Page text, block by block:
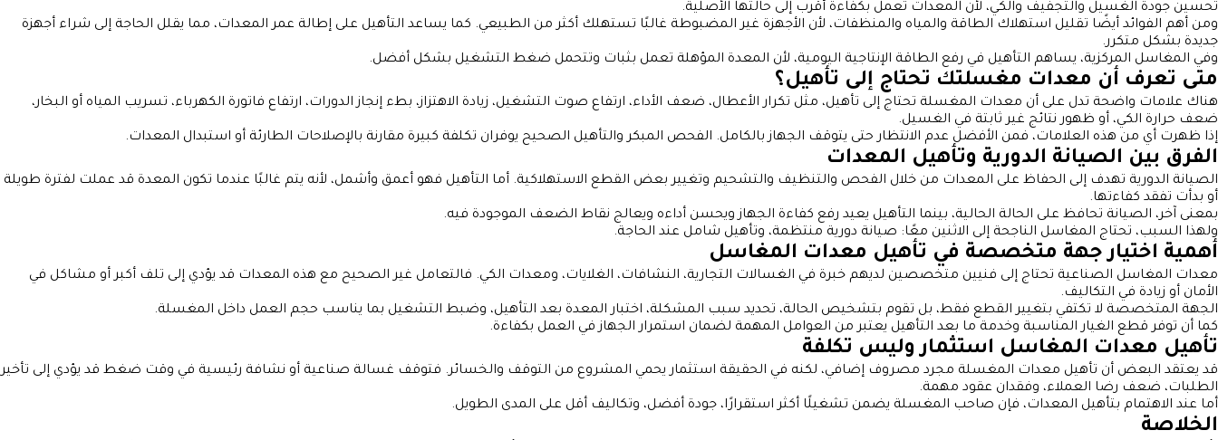
تحسين جودة الغسيل والتجفيف والكي، لأن المعدات تعمل بكفاءة أقرب إلى حالتها الأصلية.
ومن أهم الفوائد أيضًا تقليل استهلاك الطاقة والمياه والمنظفات، لأن الأجهزة غير المضبوطة غالبًا تستهلك أكثر من الطبيعي. كما يساعد التأهيل على إطالة عمر المعدات، مما يقلل الحاجة إلى شراء أجهزة
جديدة بشكل متكرر.
وفي المغاسل المركزية، يساهم التأهيل في رفع الطاقة الإنتاجية اليومية، لأن المعدة المؤهلة تعمل بثبات وتتحمل ضغط التشغيل بشكل أفضل.
متى تعرف أن معدات مغسلتك تحتاج إلى تأهيل؟
هناك علامات واضحة تدل على أن معدات المغسلة تحتاج إلى تأهيل، مثل تكرار الأعطال، ضعف الأداء، ارتفاع صوت التشغيل، زيادة الاهتزاز، بطء إنجاز الدورات، ارتفاع فاتورة الكهرباء، تسريب المياه أو البخار،
ضعف حرارة الكي، أو ظهور نتائج غير ثابتة في الغسيل.
إذا ظهرت أي من هذه العلامات، فمن الأفضل عدم الانتظار حتى يتوقف الجهاز بالكامل. الفحص المبكر والتأهيل الصحيح يوفران تكلفة كبيرة مقارنة بالإصلاحات الطارئة أو استبدال المعدات.
الفرق بين الصيانة الدورية وتأهيل المعدات
الصيانة الدورية تهدف إلى الحفاظ على المعدات من خلال الفحص والتنظيف والتشحيم وتغيير بعض القطع الاستهلاكية. أما التأهيل فهو أعمق وأشمل، لأنه يتم غالبًا عندما تكون المعدة قد عملت لفترة طويلة
أو بدأت تفقد كفاءتها.
بمعنى آخر، الصيانة تحافظ على الحالة الحالية، بينما التأهيل يعيد رفع كفاءة الجهاز ويحسن أداءه ويعالج نقاط الضعف الموجودة فيه.
ولهذا السبب، تحتاج المغاسل الناجحة إلى الاثنين معًا: صيانة دورية منتظمة، وتأهيل شامل عند الحاجة.
أهمية اختيار جهة متخصصة في تأهيل معدات المغاسل
معدات المغاسل الصناعية تحتاج إلى فنيين متخصصين لديهم خبرة في الغسالات التجارية، النشافات، الغلايات، ومعدات الكي. فالتعامل غير الصحيح مع هذه المعدات قد يؤدي إلى تلف أكبر أو مشاكل في
الأمان أو زيادة في التكاليف.
الجهة المتخصصة لا تكتفي بتغيير القطع فقط، بل تقوم بتشخيص الحالة، تحديد سبب المشكلة، اختبار المعدة بعد التأهيل، وضبط التشغيل بما يناسب حجم العمل داخل المغسلة.
كما أن توفر قطع الغيار المناسبة وخدمة ما بعد التأهيل يعتبر من العوامل المهمة لضمان استمرار الجهاز في العمل بكفاءة.
تأهيل معدات المغاسل استثمار وليس تكلفة
قد يعتقد البعض أن تأهيل معدات المغسلة مجرد مصروف إضافي، لكنه في الحقيقة استثمار يحمي المشروع من التوقف والخسائر. فتوقف غسالة صناعية أو نشافة رئيسية في وقت ضغط قد يؤدي إلى تأخير
الطلبات، ضعف رضا العملاء، وفقدان عقود مهمة.
أما عند الاهتمام بتأهيل المعدات، فإن صاحب المغسلة يضمن تشغيلًا أكثر استقرارًا، جودة أفضل، وتكاليف أقل على المدى الطويل.
الخلاصة